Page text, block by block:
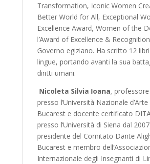
Transformation, Iconic Women
Better World for All, Exceptional
Excellence Award, Women of the
l’Award of Excellence &
Governo egiziano. Ha scritto 12
lingue, portando avanti la sua
diritti umani.
Nicoleta Silvia Ioana,
presso l’Università Nazionale d’Arte
Bucarest e docente certificato
presso l’Università di Siena dal
presidente del Comitato Dante
Bucarest e membro
Internazionale degli Insegnanti di